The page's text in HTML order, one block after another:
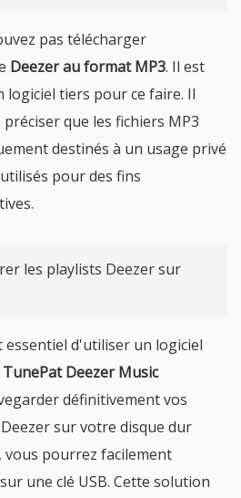
pas télécharger
Deezer au format MP3. Il est
logiciel tiers pour ce faire. Il
que les fichiers MP3
destinés à un usage privé
pour des fins
les playlists Deezer sur
essentiel d'utiliser un logiciel
TunePat Deezer Music
définitivement vos
sur votre disque dur
vous pourrez facilement
une clé USB. Cette solution